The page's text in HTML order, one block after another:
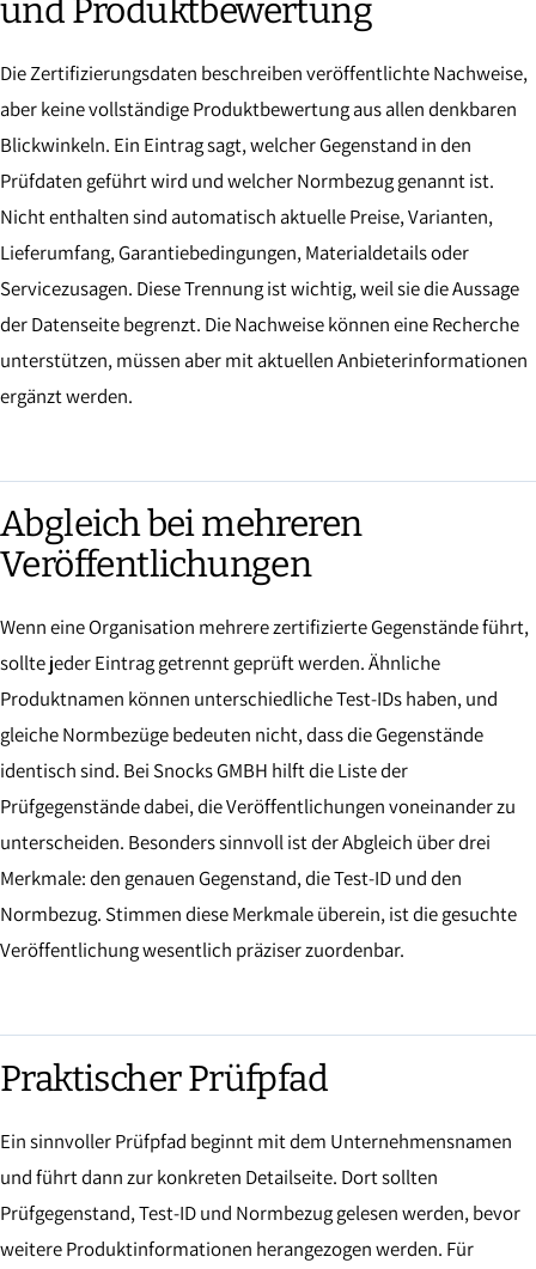
und Produktbewertung
Die Zertifizierungsdaten beschreiben veröffentlichte Nachweise,
aber keine vollständige Produktbewertung aus allen denkbaren
Blickwinkeln. Ein Eintrag sagt, welcher Gegenstand in den
Prüfdaten geführt wird und welcher Normbezug genannt ist.
Nicht enthalten sind automatisch aktuelle Preise, Varianten,
Lieferumfang, Garantiebedingungen, Materialdetails oder
Servicezusagen. Diese Trennung ist wichtig, weil sie die Aussage
der Datenseite begrenzt. Die Nachweise können eine Recherche
unterstützen, müssen aber mit aktuellen Anbieterinformationen
ergänzt werden.
Abgleich bei mehreren
Veröffentlichungen
Wenn eine Organisation mehrere zertifizierte Gegenstände führt,
sollte jeder Eintrag getrennt geprüft werden. Ähnliche
Produktnamen können unterschiedliche Test-IDs haben, und
gleiche Normbezüge bedeuten nicht, dass die Gegenstände
identisch sind. Bei Snocks GMBH hilft die Liste der
Prüfgegenstände dabei, die Veröffentlichungen voneinander zu
unterscheiden. Besonders sinnvoll ist der Abgleich über drei
Merkmale: den genauen Gegenstand, die Test-ID und den
Normbezug. Stimmen diese Merkmale überein, ist die gesuchte
Veröffentlichung wesentlich präziser zuordenbar.
Praktischer Prüfpfad
Ein sinnvoller Prüfpfad beginnt mit dem Unternehmensnamen
und führt dann zur konkreten Detailseite. Dort sollten
Prüfgegenstand, Test-ID und Normbezug gelesen werden, bevor
weitere Produktinformationen herangezogen werden. Für